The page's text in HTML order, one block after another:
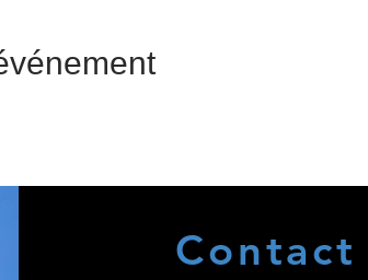
Contact